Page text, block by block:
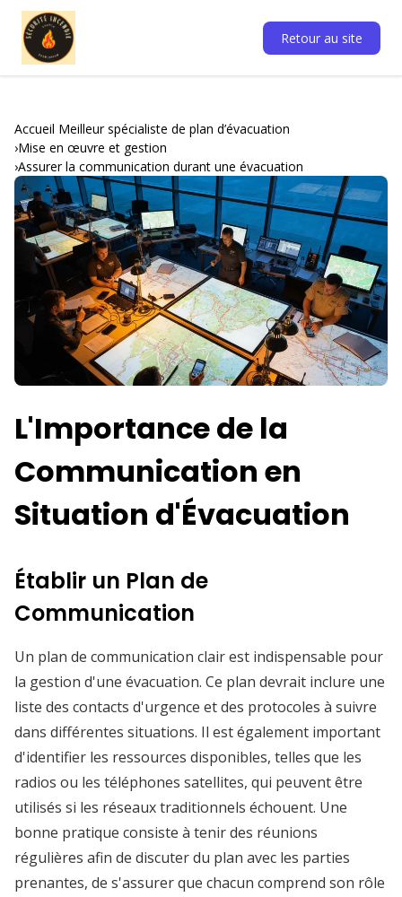
Retour au site
Accueil Meilleur spécialiste de plan d’évacuation
Mise en œuvre et gestion
Assurer la communication durant une évacuation
L'Importance de la
Communication en
Situation d'Évacuation
Établir un Plan de
Communication
Un plan de communication clair est indispensable pour
la gestion d'une évacuation. Ce plan devrait inclure une
liste des contacts d'urgence et des protocoles à suivre
dans différentes situations. Il est également important
d'identifier les ressources disponibles, telles que les
radios ou les téléphones satellites, qui peuvent être
utilisés si les réseaux traditionnels échouent. Une
bonne pratique consiste à tenir des réunions
régulières afin de discuter du plan avec les parties
prenantes, de s'assurer que chacun comprend son rôle